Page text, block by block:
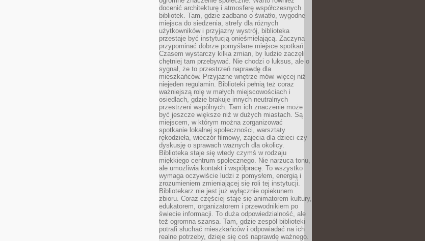
docenić architekturę i atmosferę współczesnych
bibliotek. Tam, gdzie zadbano o światło, wygodne
miejsca do siedzenia, strefy dla różnych
użytkowników i przyjazny wystrój, biblioteka
przestaje być instytucją onieśmielającą. Zaczyna
przypominać dobrze pomyślane miejsce spotkań.
Czasem wystarczy kilka zmian, by ludzie zaczęli
chętniej tam przebywać. Nie chodzi o luksus, ale o
sygnał, że to przestrzeń naprawdę dla
mieszkańców. Przyjazne wnętrze mówi więcej niż
niejeden regulamin. Biblioteki pełnią też coraz
ważniejszą rolę w małych miejscowościach i
osiedlach, gdzie brakuje innych neutralnych
przestrzeni wspólnych. Tam ich znaczenie może
być jeszcze większe niż w dużych miastach. Są
miejscem, w którym można zorganizować
spotkanie lokalnej społeczności, warsztaty
rękodzieła, wieczór filmowy, zajęcia dla dzieci czy
dyskusję o sprawach ważnych dla okolicy.
Biblioteka staje się wtedy czymś w rodzaju
miękkiego centrum społecznego. Nie narzuca tonu,
ale umożliwia kontakt i współpracę. To wszystko
wymaga oczywiście ludzi z pomysłem, energią i
zrozumieniem zmieniającej się roli tej instytucji.
Bibliotekarz nie jest już wyłącznie opiekunem
zbioru. Coraz częściej staje się animatorem kultury,
edukatorem, organizatorem i przewodnikiem po
świecie informacji. To duża odpowiedzialność, ale
też ogromna szansa. Tam, gdzie zespół biblioteki
potrafi słuchać mieszkańców i odpowiadać na ich
realne potrzeby, dzieje się coś naprawdę ważnego.